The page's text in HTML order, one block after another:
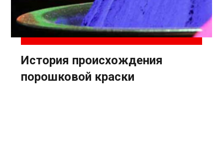
История происхождения
порошковой краски